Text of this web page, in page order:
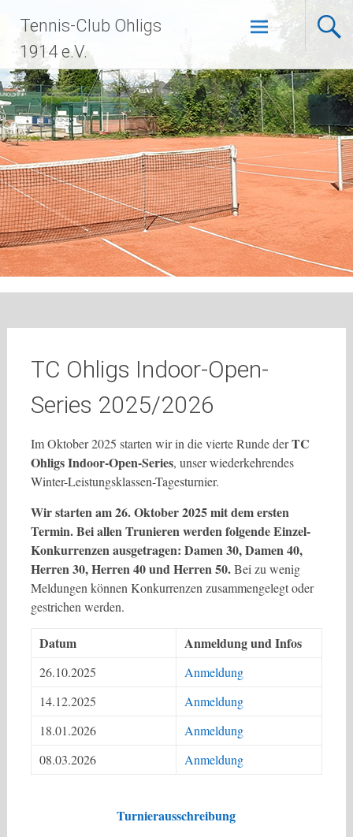
Inhalt
springen
Tennis-Club Ohligs
1914 e.V.
TC Ohligs Indoor-Open-
Series 2025/2026
Im Oktober 2025 starten wir in die vierte Runde derTC
Ohligs Indoor-Open-Series, unser wiederkehrendes
Winter-Leistungsklassen-Tagesturnier.
Wir starten am 26. Oktober 2025 mit dem ersten
Termin. Bei allen Trunieren werden folgende Einzel-
Konkurrenzen ausgetragen: Damen 30, Damen 40,
Herren 30, Herren 40 und Herren 50.Bei zu wenig
Meldungen können Konkurrenzen zusammengelegt oder
gestrichen werden.
Datum Anmeldung und Infos
26.10.2025
Anmeldung
14.12.2025
Anmeldung
18.01.2026
Anmeldung
08.03.2026
Anmeldung
Turnierausschreibung